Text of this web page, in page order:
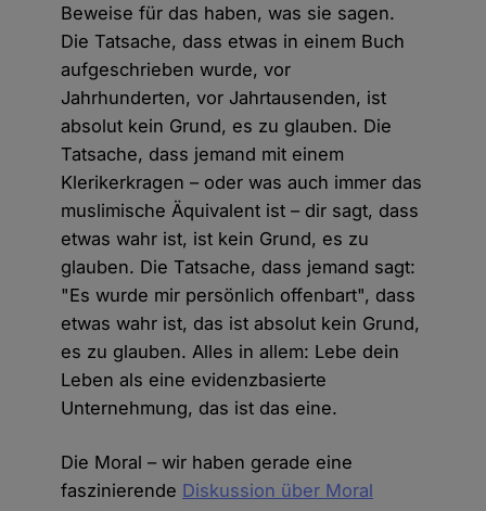
Beweise für das haben, was sie sagen.
Die Tatsache, dass etwas in einem Buch
aufgeschrieben wurde, vor
Jahrhunderten, vor Jahrtausenden, ist
absolut kein Grund, es zu glauben. Die
Tatsache, dass jemand mit einem
Klerikerkragen – oder was auch immer das
muslimische Äquivalent ist – dir sagt, dass
etwas wahr ist, ist kein Grund, es zu
glauben. Die Tatsache, dass jemand sagt:
"Es wurde mir persönlich offenbart", dass
etwas wahr ist, das ist absolut kein Grund,
es zu glauben. Alles in allem: Lebe dein
Leben als eine evidenzbasierte
Unternehmung, das ist das eine.
Die Moral – wir haben gerade eine
faszinierende Diskussion über Moral